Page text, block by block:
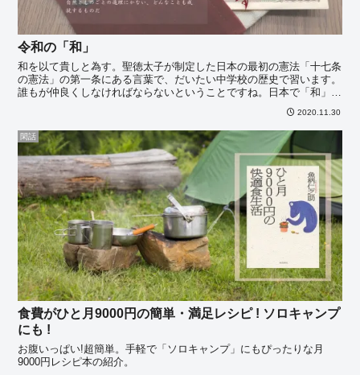
令和の「和」
和を以て貴しと為す。聖徳太子が制定した日本の最初の憲法「十七条
の憲法」の第一条にある言葉で、だいたい中学校の歴史で習います。
誰もが仲良くしなければならないということですね。日本で「和」と
いうと、皆と同じように振る舞う、一緒に行動する、団結す・・・
2020.11.30
閑話
食費がひと月9000円の簡単・満足レシピ ! ソロキャンプ
にも !
お腹いっぱい!超簡単。手軽で「ソロキャンプ」にもぴったりな月
9000円レシピ本の紹介。